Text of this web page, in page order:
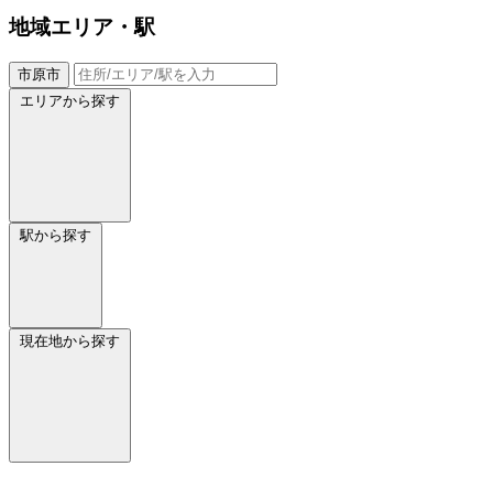
地域エリア・駅
市原市
エリアから探す
駅から探す
現在地から探す